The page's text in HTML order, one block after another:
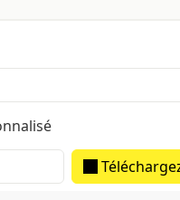
est effectuée
sur la quantité de +/-
Dos estimé: 600 um